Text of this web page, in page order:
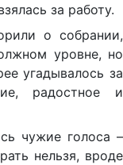
за работу.
о собрании,
уровне, но
угадывалось за
радостное и
чужие голоса –
нельзя, вроде